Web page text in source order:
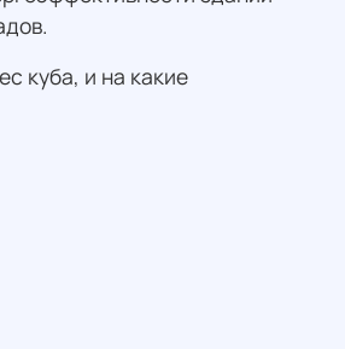
куба, и на какие